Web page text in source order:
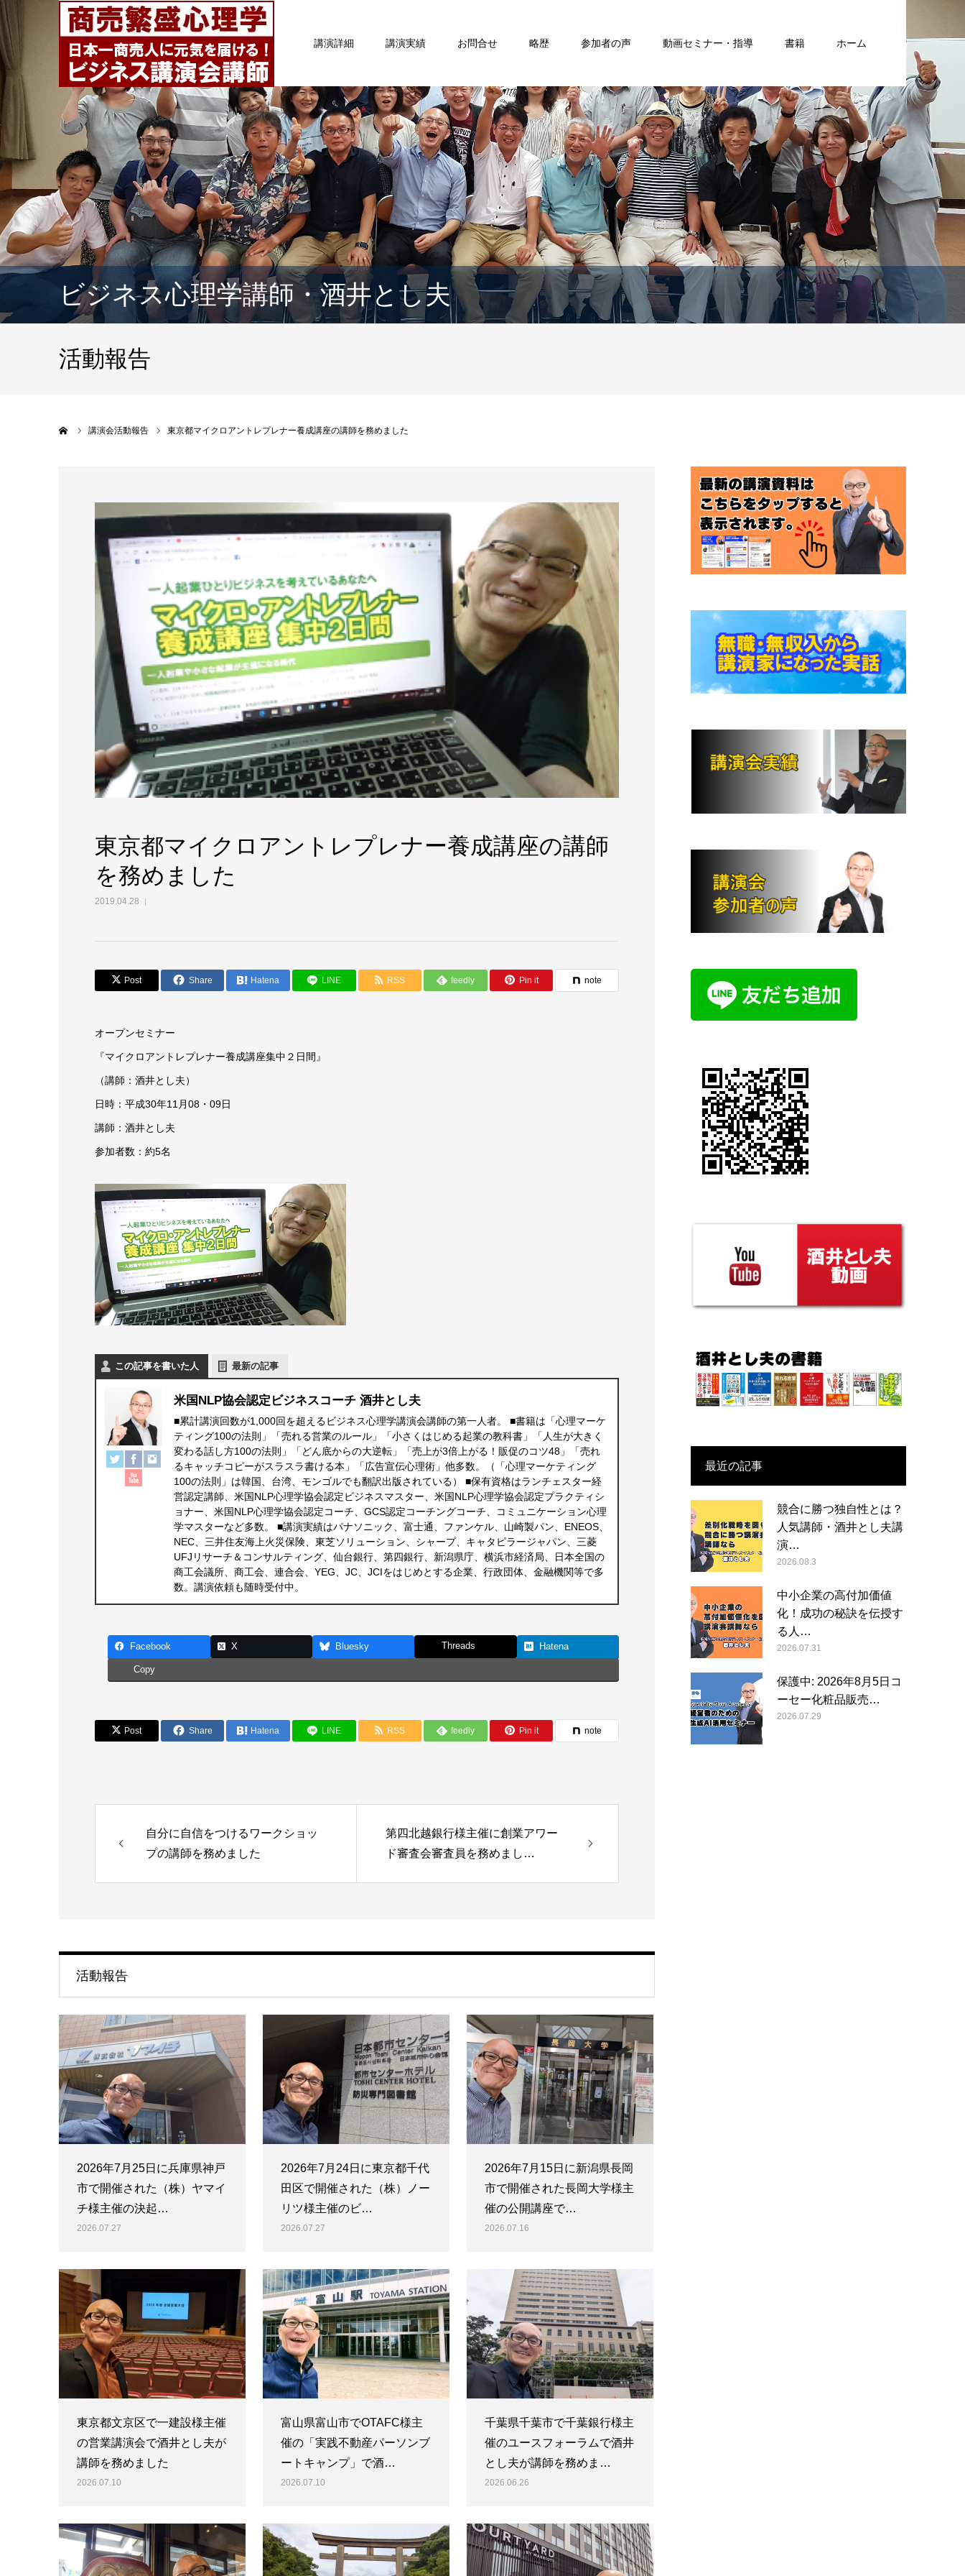
講演詳細 講演実績 お問合せ 略歴 参加者の声 動画セミナー・指導 書籍 ホーム
ビジネス心理学講師・酒井とし夫
活動報告
講演会活動報告 東京都マイクロアントレプレナー養成講座の講師を務めました
東京都マイクロアントレプレナー養成講座の講師
を務めました
2019.04.28
Post Share Hatena LINE RSS feedly Pin it note
オープンセミナー
『マイクロアントレプレナー養成講座集中２日間』
（講師：酒井とし夫）
日時：平成30年11月08・09日
講師：酒井とし夫
参加者数：約5名
この記事を書いた人 最新の記事
米国NLP協会認定ビジネスコーチ 酒井とし夫
■累計講演回数が1,000回を超えるビジネス心理学講演会講師の第一人者。 ■書籍は「心理マーケ
ティング100の法則」「売れる営業のルール」「小さくはじめる起業の教科書」「人生が大きく
変わる話し方100の法則」「どん底からの大逆転」「売上が3倍上がる！販促のコツ48」「売れ
るキャッチコピーがスラスラ書ける本」「広告宣伝心理術」他多数。（「心理マーケティング
100の法則」は韓国、台湾、モンゴルでも翻訳出版されている） ■保有資格はランチェスター経
営認定講師、米国NLP心理学協会認定ビジネスマスター、米国NLP心理学協会認定プラクティシ
ョナー、米国NLP心理学協会認定コーチ、GCS認定コーチングコーチ、コミュニケーション心理
学マスターなど多数。 ■講演実績はパナソニック、富士通、ファンケル、山崎製パン、ENEOS、
NEC、三井住友海上火災保険、東芝ソリューション、シャープ、キャタピラージャパン、三菱
UFJリサーチ＆コンサルティング、仙台銀行、第四銀行、新潟県庁、横浜市経済局、日本全国の
商工会議所、商工会、連合会、YEG、JC、JCIをはじめとする企業、行政団体、金融機関等で多
数。講演依頼も随時受付中。
Facebook X Bluesky Threads Hatena
Copy
Post Share Hatena LINE RSS feedly Pin it note
自分に自信をつけるワークショッ
プの講師を務めました
第四北越銀行様主催に創業アワー
ド審査会審査員を務めまし…
活動報告
2026年7月25日に兵庫県神戸
市で開催された（株）ヤマイ
チ様主催の決起…
2026.07.27
2026年7月24日に東京都千代
田区で開催された（株）ノー
リツ様主催のビ…
2026.07.27
2026年7月15日に新潟県長岡
市で開催された長岡大学様主
催の公開講座で…
2026.07.16
東京都文京区で一建設様主催
の営業講演会で酒井とし夫が
講師を務めました
2026.07.10
富山県富山市でOTAFC様主
催の「実践不動産パーソンブ
ートキャンプ」で酒…
2026.07.10
千葉県千葉市で千葉銀行様主
催のユースフォーラムで酒井
とし夫が講師を務めま…
2026.06.26
最近の記事
競合に勝つ独自性とは？
人気講師・酒井とし夫講
演…
2026.08.3
中小企業の高付加価値
化！成功の秘訣を伝授す
る人…
2026.07.31
保護中: 2026年8月5日コ
ーセー化粧品販売…
2026.07.29